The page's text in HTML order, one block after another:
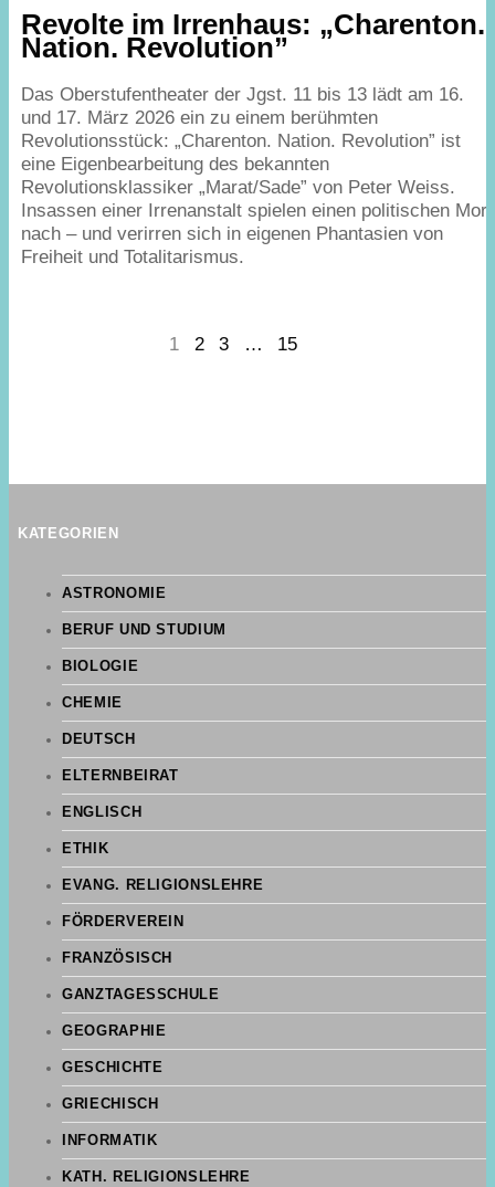
Revolte im Irrenhaus: „Charenton.
Nation. Revolution”
Das Oberstufentheater der Jgst. 11 bis 13 lädt am 16.
und 17. März 2026 ein zu einem berühmten
Revolutionsstück:„Charenton. Nation. Revolution” ist
eine Eigenbearbeitung des bekannten
Revolutionsklassiker„Marat/​Sade” von Peter Weiss.
Insassen einer Irrenanstalt spielen einen politischen
nach – und verirren sich in eigenen Phantasien von
Freiheit und Totalitarismus.
1 2 3 … 15
KATEGORIEN
ASTRONOMIE
BERUF UND STUDIUM
BIOLOGIE
CHEMIE
DEUTSCH
ELTERNBEIRAT
ENGLISCH
ETHIK
EVANG. RELIGIONSLEHRE
FÖRDERVEREIN
FRANZÖSISCH
GANZTAGESSCHULE
GEOGRAPHIE
GESCHICHTE
GRIECHISCH
INFORMATIK
KATH. RELIGIONSLEHRE